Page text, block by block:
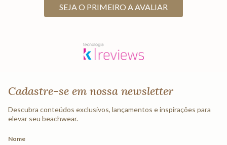
SEJA O PRIMEIRO A AVALIAR
Cadastre-se em nossa newsletter
Descubra conteúdos exclusivos, lançamentos e inspirações para
elevar seu beachwear.
Nome